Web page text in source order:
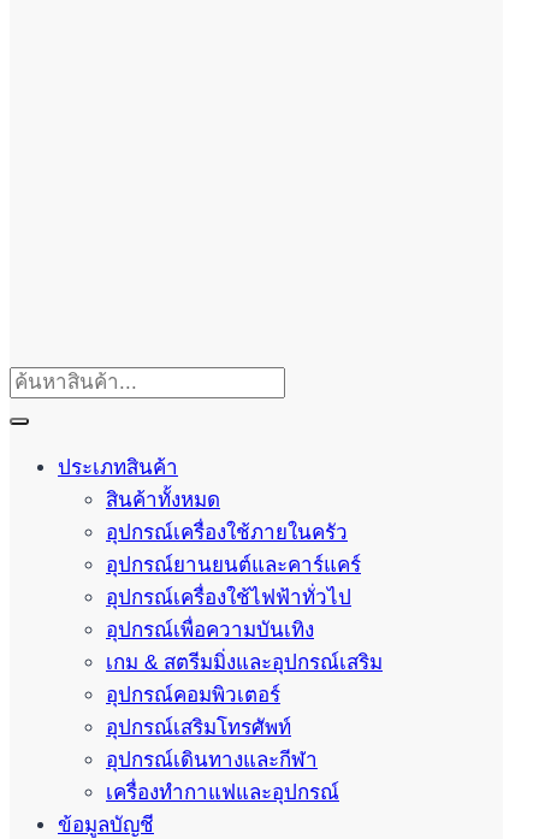
ประเภทสินค้า
สินค้าทั้งหมด
อุปกรณ์เครื่องใช้ภายในครัว
อุปกรณ์ยานยนต์และคาร์แคร์
อุปกรณ์เครื่องใช้ไฟฟ้าทั่วไป
อุปกรณ์เพื่อความบันเทิง
เกม & สตรีมมิ่งและอุปกรณ์เสริม
อุปกรณ์คอมพิวเตอร์
อุปกรณ์เสริมโทรศัพท์
อุปกรณ์เดินทางและกีฬา
เครื่องทำกาแฟและอุปกรณ์
ข้อมูลบัญชี